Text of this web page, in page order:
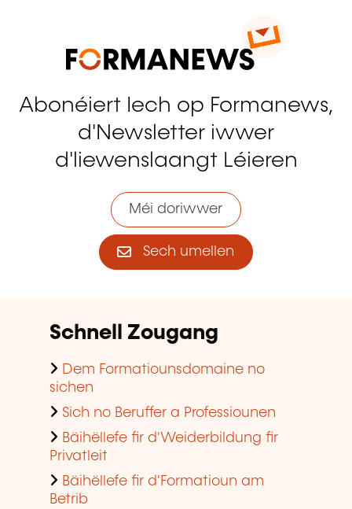
Abonéiert Iech op Formanews,
d'Newsletter iwwer
d'liewenslaangt Léieren
Méi doriwwer
Sech umellen
Schnell Zougang
Dem Formatiounsdomaine no
sichen
Sich no Beruffer a Professiounen
Bäihëllefe fir d'Weiderbildung fir
Privatleit
Bäihëllefe fir d'Formatioun am
Betrib